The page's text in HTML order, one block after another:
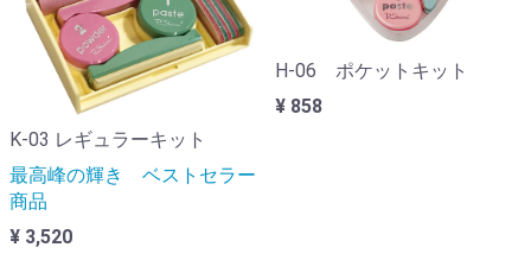
K-03 レギュラーキット
最高峰の輝き ベストセラー
商品
¥ 3,520
H-06 ポケットキット
¥ 858